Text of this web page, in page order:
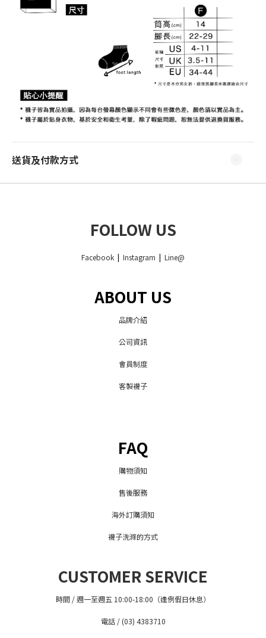
送貨及付款方式
FOLLOW US
Facebook | Instagram | Line@
ABOUT US
品牌介紹
公司資訊
會員制度
客製襪子
FAQ
購物須知
售後服務
海外訂購須知
襪子洗滌的方式
CUSTOMER SERVICE
時間 / 週一至週五 10:00-18:00（逢例假日休息）
電話 / (03) 4383710